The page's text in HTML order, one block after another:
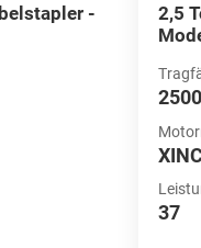
-
2,5
2500
37